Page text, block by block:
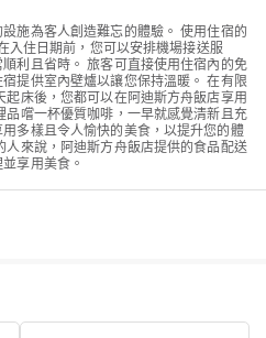
施為客人創造難忘的體驗。 使用住宿的
入住日期前，您可以安排機場接送服
利且省時。 旅客可直接使用住宿內的免
提供室內壁爐以讓您保持溫暖。 在有限
起床後，您都可以在阿迪斯方舟飯店享用
品嚐一杯優質咖啡，一早就感覺清新且充
多樣且令人愉快的美食，以提升您的體
人來說，阿迪斯方舟飯店提供的食品配送
享用美食。